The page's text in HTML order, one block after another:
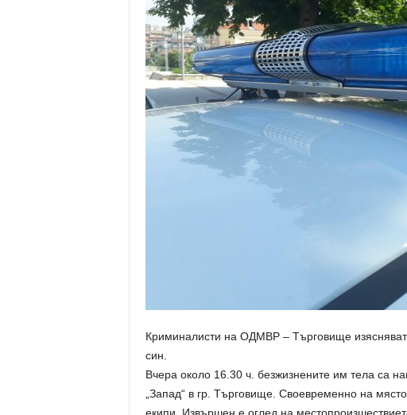
Криминалисти на ОДМВР – Търговище изясняват
син.
Вчера около 16.30 ч. безжизнените им тела са
„Запад“ в гр. Търговище. Своевременно на